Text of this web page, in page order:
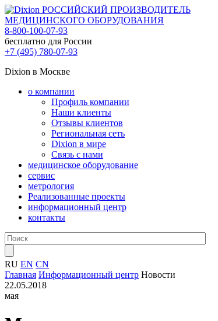
РОССИЙСКИЙ ПРОИЗВОДИТЕЛЬ
МЕДИЦИНСКОГО ОБОРУДОВАНИЯ
8-800-100-07-93
бесплатно для России
+7 (495) 780-07-93
Dixion в Москве
о компании
Профиль компании
Наши клиенты
Отзывы клиентов
Региональная сеть
Dixion в мире
Связь с нами
медицинское оборудование
сервис
метрология
Реализованные проекты
информационный центр
контакты
RU EN CN
Главная Информационный центр Новости
22.05.2018
мая